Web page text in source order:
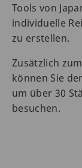
Tools von
individuelle
zu erstellen.
Zusätzlich
können Sie
um über 30
besuchen.